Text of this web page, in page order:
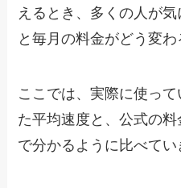
えるとき、多くの人が
と毎月の料金がどう変わ
ここでは、実際に使っ
た平均速度と、公式の
で分かるように比べてい